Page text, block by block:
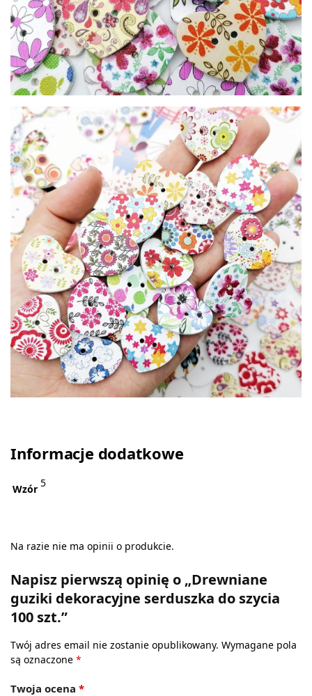
Informacje dodatkowe
Wzór 5
Na razie nie ma opinii o produkcie.
Napisz pierwszą opinię o „Drewniane
guziki dekoracyjne serduszka do szycia
100 szt.”
Twój adres email nie zostanie opublikowany. Wymagane pola
są oznaczone *
Twoja ocena *